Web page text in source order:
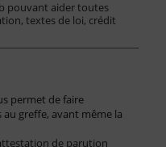
pouvant aider toutes
textes de loi, crédit
permet de faire
greffe, avant même la
de parution